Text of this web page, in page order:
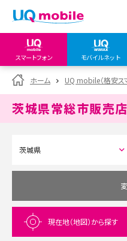
スマートフォン モバイルネット
my UQ WiMAX
UQ WiMAX ご契約の方
My UQ mobile
データチャージサイト
UQ mobile
オンラインショップ
UQ WiMAX
UQ mobile
販売店舗
UQ WiMAX
ホーム UQ mobile（格安ス
茨城県常総市販売
現在地（地図）から探す